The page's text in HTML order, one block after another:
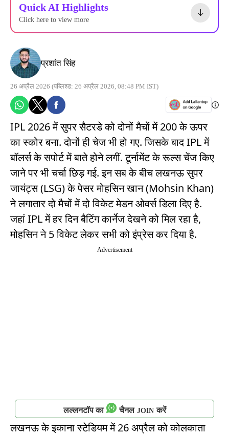
Quick AI Highlights
Click here to view more
प्रशांत सिंह
26 अप्रैल 2026 (पब्लिश्ड: 26 अप्रैल 2026, 08:48 PM IST)
IPL 2026 में सुपर सैटरडे को दोनों मैचों में 200 के ऊपर
का स्कोर बना. दोनों ही चेज भी हो गए. जिसके बाद IPL में
बॉलर्स के सपोर्ट में बाते होने लगीं. टूर्नामेंट के रूल्स चेंज किए
जाने पर भी चर्चा छिड़ गई. इन सब के बीच लखनऊ सुपर
जायंट्स (LSG) के पेसर मोहसिन खान (Mohsin Khan)
ने लगातार दो मैचों में दो विकेट मेडन ओवर्स डिला दिए है.
जहां IPL में हर दिन बैटिंग कार्नेज देखने को मिल रहा है,
मोहसिन ने 5 विकेट लेकर सभी को इंप्रेस कर दिया है.
Advertisement
लल्लनटॉप का चैनल JOIN करें
लखनऊ के इकाना स्टेडियम में 26 अप्रैल को कोलकाता